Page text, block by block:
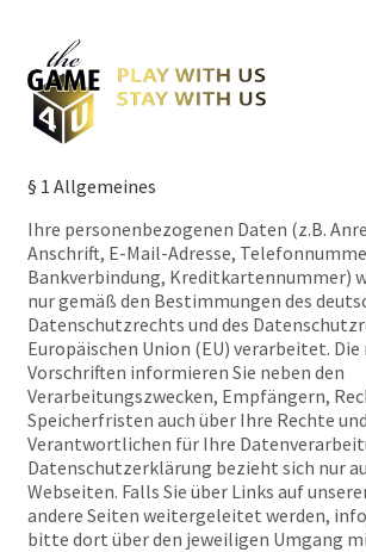
§ 1 Allgemeines
Ihre personenbezogenen Daten (z.B.
Anschrift, E-Mail-Adresse,
Bankverbindung, Kreditkartennummer)
nur gemäß den Bestimmungen des
Datenschutzrechts und des
Europäischen Union (EU) verarbeitet.
Vorschriften informieren Sie neben den
Verarbeitungszwecken, Empfängern,
Speicherfristen auch über Ihre Rechte
Verantwortlichen für Ihre
Datenschutzerklärung bezieht sich nur
Webseiten. Falls Sie über Links auf
andere Seiten weitergeleitet werden,
bitte dort über den jeweiligen Umgang